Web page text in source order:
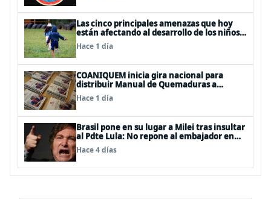
Las cinco principales amenazas que hoy
están afectando al desarrollo de los niños
en Chile
Hace 1 día
COANIQUEM inicia gira nacional para
distribuir Manual de Quemaduras a
profesionales de la salud
Hace 1 día
Brasil pone en su lugar a Milei tras insultar
al Pdte Lula: No repone al embajador en
BBSS y rebaja la relación bilateral
Hace 4 días